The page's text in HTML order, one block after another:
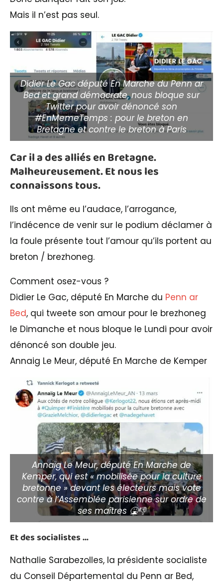
Mais il n’est pas seul.
Didier Le Gac député En Marche du Penn ar
Bed et grand démocrate, nous bloque sur
Twitter pour avoir dénoncé son
#EnMemeTemps : pour le breton en
Bretagne et contre le breton à Paris
Car il a des alliés en Bretagne.
Malheureusement. Et nous les
connaissons tous.
Ils ont même eu l’audace, l’arrogance,
l’indécence de venir sur le podium déclamer à
la foule présente tout l’amour qu’ils portent au
breton / brezhoneg.
Comment osez-vous ?
Didier Le Gac, député En Marche du Penn ar
Bed, qui tweete son amour pour le brezhoneg
le Dimanche et nous bloque le Lundi pour avoir
dénoncé son double jeu.
Annaig Le Meur, député En Marche de Kemper
Annaïg Le Meur, député En Marche de
Kemper, qui est « mobilisée pour la culture
bretonne » devant les électeurs mais vote
contre à l’Assemblée parisienne sur ordre de
ses maîtres 🤮👎
Et des socialistes …
Nathalie Sarabezolles, la présidente socialiste
du Conseil Départemental du Penn ar Bed,